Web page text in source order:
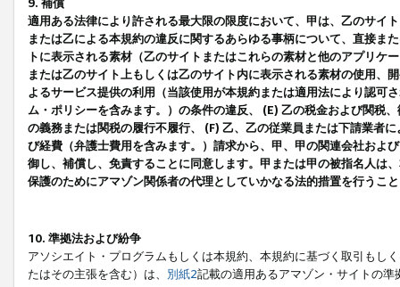
9. 補償
適用ある法律により許される最大限の限度において、甲は、乙のサイ
または乙による本規約の違反に関するあらゆる事柄について、直接ま
トに表示される素材（乙のサイトまたはこれらの素材と他のアプリ
または乙のサイト上もしくは乙のサイト内に表示される素材の使用、
よるサービス提供の利用（当該使用が本規約または適用法により認可
ム・ポリシーを含みます。）の条件の違反、 (E) 乙の税金および関税
の義務または関税の履行不履行、 (F) 乙、乙の従業員または下請業者
び経費（弁護士費用を含みます。）請求から、甲、甲の関連会社およ
御し、補償し、免責することに同意します。甲または甲の被指名人は
保護のためにアマゾン関係者の代理としていかなる法的措置を行うこ
10. 準拠法および紛争
アソシエイト・プログラムもしくは本規約、本規約に基づく取引もし
たはその主張を含む）は、 別紙2記載の適用あるアマゾン・サイトの